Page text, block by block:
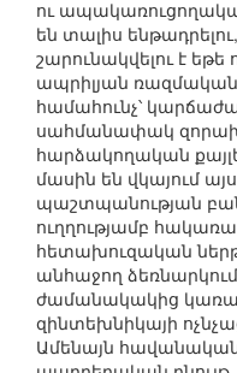
ու
են տալիս
շարունակվելու է
ապրիլյան ռազմական
համահունչ՝
սահմանափակ
հարձակողական
մասին են վկայում
պաշտպանության
ուղղությամբ
հետախուզական
անհաջող
ժամանակակից
զինտեխնիկայի
Ամենայն